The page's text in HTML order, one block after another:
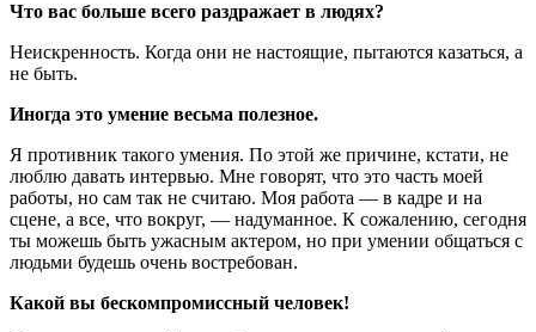
Что вас больше всего раздражает в людях?
Неискренность. Когда они не настоящие, пытаются казаться, а
не быть.
Иногда это умение весьма полезное.
Я противник такого умения. По этой же причине, кстати, не
люблю давать интервью. Мне говорят, что это часть моей
работы, но сам так не считаю. Моя работа — в кадре и на
сцене, а все, что вокруг, — надуманное. К сожалению, сегодня
ты можешь быть ужасным актером, но при умении общаться с
людьми будешь очень востребован.
Какой вы бескомпромиссный человек!